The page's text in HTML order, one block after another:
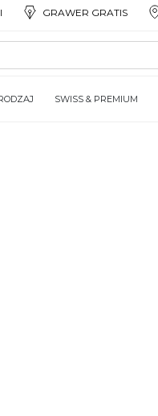
GRAWER GRATIS
SWISS & PREMIUM